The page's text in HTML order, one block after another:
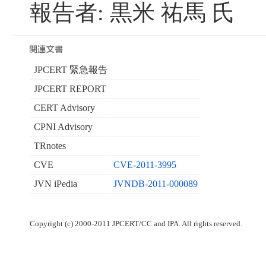
報告者: 黒米 祐馬 氏
JPCERT 緊急報告
JPCERT REPORT
CERT Advisory
CPNI Advisory
TRnotes
CVE
CVE-2011-3995
JVN iPedia
JVNDB-2011-000089
Copyright (c) 2000-2011 JPCERT/CC and IPA. All rights reserved.